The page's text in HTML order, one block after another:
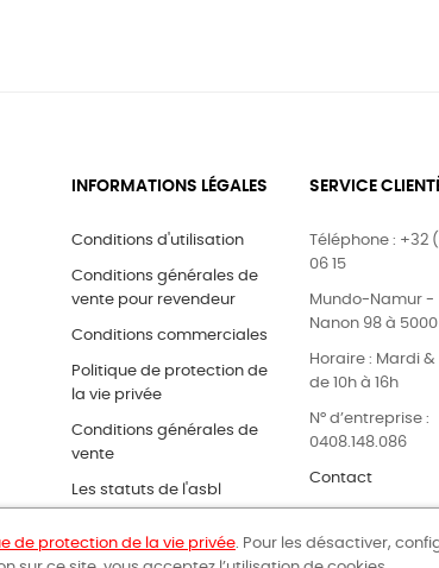
INFORMATIONS LÉGALES
Conditions d'utilisation
Conditions générales de
vente pour revendeur
Conditions commerciales
Politique de protection de
la vie privée
Conditions générales de
vente
Les statuts de l'asbl
SERVICE
Téléphone : +32
06 15
Mundo-Namur -
Nanon 98 à
Horaire : Mardi
de 10h à 16h
N° d’entreprise :
0408.148.086
Contact
de protection de la vie privée. Pour les désactiver,